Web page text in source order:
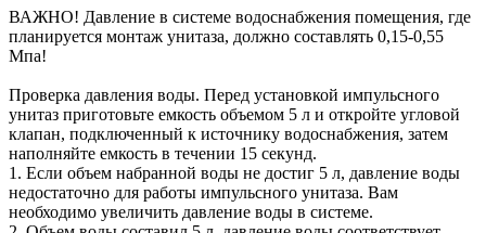
ВАЖНО! Давление в системе водоснабжения помещения, где
планируется монтаж унитаза, должно составлять 0,15-0,55
Мпа!
Проверка давления воды. Перед установкой импульсного
унитаз приготовьте емкость объемом 5 л и откройте угловой
клапан, подключенный к источнику водоснабжения, затем
наполняйте емкость в течении 15 секунд.
1. Если объем набранной воды не достиг 5 л, давление воды
недостаточно для работы импульсного унитаза. Вам
необходимо увеличить давление воды в системе.